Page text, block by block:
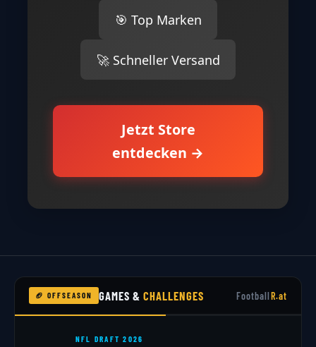
🎯 Top Marken
🚀 Schneller Versand
Jetzt Store
entdecken →
🏈 OFFSEASON GAMES &CHALLENGES FootballR.at
NFL DRAFT 2026